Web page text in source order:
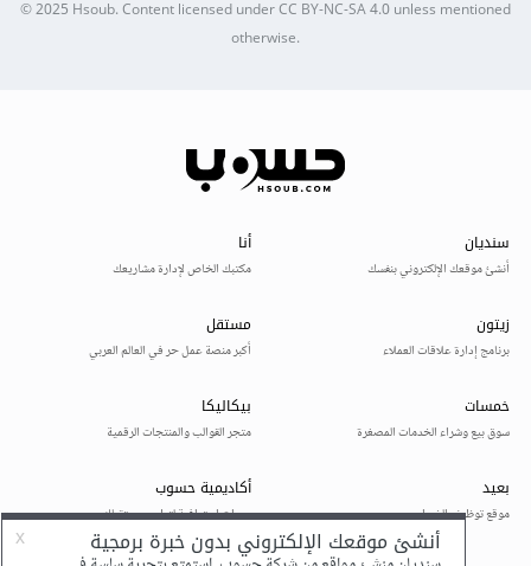
© 2025Hsoub.Content licensed underCC BY-NC-SA 4.0unless mentioned
otherwise.